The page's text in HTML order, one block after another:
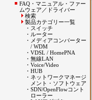
FAQ・マニュアル・ファー
ムウェア／ドライバー
検索
製品カテゴリー一覧
・ スイッチ
・ ルーター
・ メディアコンバーター
/ WDM
・ VDSL / HomePNA
・ 無線LAN
・ Voice/Video
・ HUB
・ ネットワークマネージ
メント・ソフトウェア
・ SDN/OpenFlowコント
ローラー